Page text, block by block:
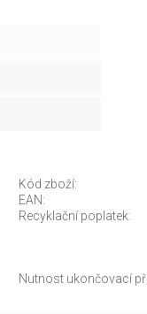
Kód zboží:
EAN:
Recyklační poplatek:
Nutnost ukončovací